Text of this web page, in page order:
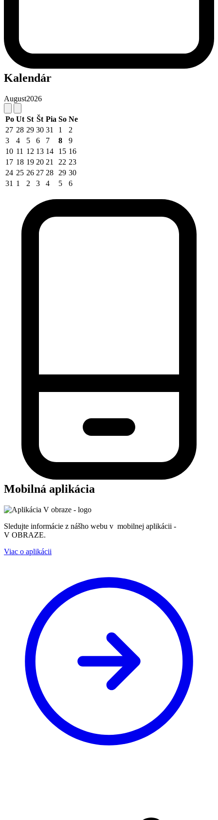
Kalendár
August2026
Po Ut St Št Pia So Ne
27 28 29 30 31 1
2
3
4 5 6 7 8
9
10 11 12 13 14 15 16
17 18 19 20 21 22 23
24 25 26 27 28 29 30
31 1 2 3 4 5 6
Mobilná aplikácia
Sledujte informácie z nášho webu v mobilnej aplikácii -
V OBRAZE.
Viac o aplikácii